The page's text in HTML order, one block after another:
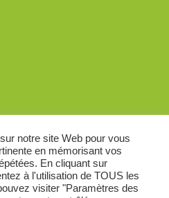
notre site Web pour vous
en mémorisant vos
En cliquant sur
à l'utilisation de TOUS les
visiter "Paramètres des